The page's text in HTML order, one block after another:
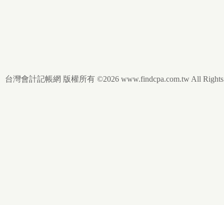
台灣會計記帳網 版權所有 ©2026 www.findcpa.com.tw All Rights